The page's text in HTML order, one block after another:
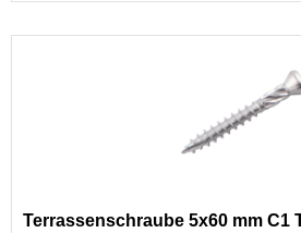
Terrassenschraube 5x60 mm C1